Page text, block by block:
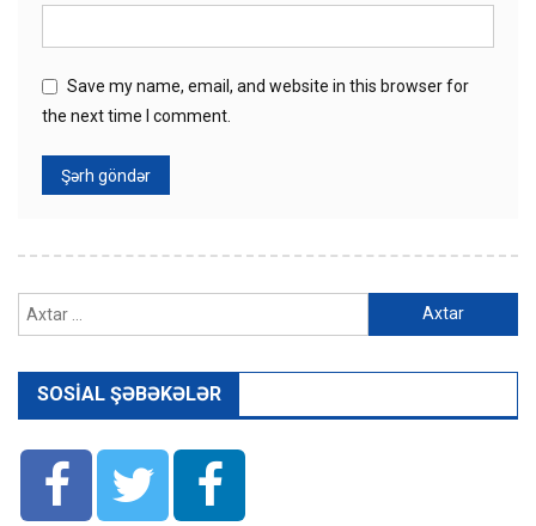
Save my name, email, and website in this browser for
the next time I comment.
SOSIAL ŞƏBƏKƏLƏR